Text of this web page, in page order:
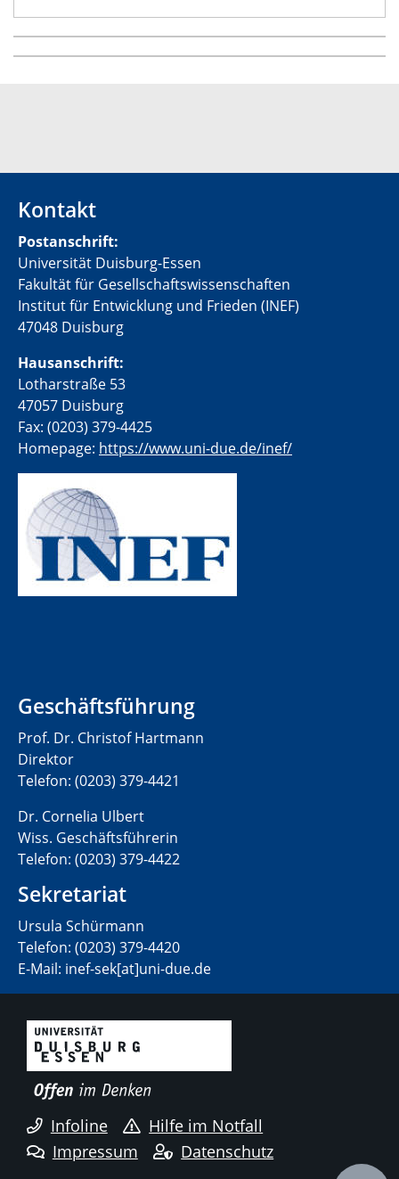
Kontakt
Postanschrift:
Universität Duisburg-Essen
Fakultät für Gesellschaftswissenschaften
Institut für Entwicklung und Frieden (INEF)
47048 Duisburg
Hausanschrift:
Lotharstraße 53
47057 Duisburg
Fax: (0203) 379-4425
Homepage: https://www.uni-due.de/inef/
Geschäftsführung
Prof. Dr. Christof Hartmann
Direktor
Telefon: (0203) 379-4421
Dr. Cornelia Ulbert
Wiss. Geschäftsführerin
Telefon: (0203) 379-4422
Sekretariat
Ursula Schürmann
Telefon: (0203) 379-4420
E-Mail: inef-sek[at]uni-due.de
Infoline
Hilfe im Notfall
Impressum
Datenschutz